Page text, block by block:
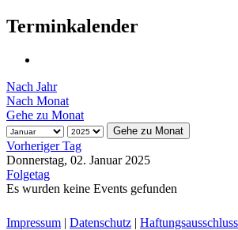
Terminkalender
Nach Jahr
Nach Monat
Gehe zu Monat
Gehe zu Monat
Vorheriger Tag
Donnerstag, 02. Januar 2025
Folgetag
Es wurden keine Events gefunden
Impressum | Datenschutz | Haftungsausschluss